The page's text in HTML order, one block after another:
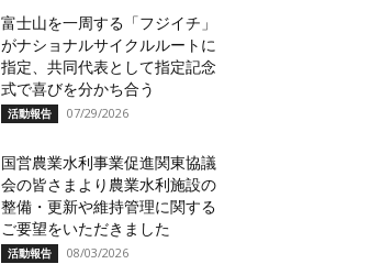
富士山を一周する「フジイチ」
がナショナルサイクルルートに
指定、共同代表として指定記念
式で喜びを分かち合う
活動報告 07/29/2026
国営農業水利事業促進関東協議
会の皆さまより農業水利施設の
整備・更新や維持管理に関する
ご要望をいただきました
活動報告 08/03/2026